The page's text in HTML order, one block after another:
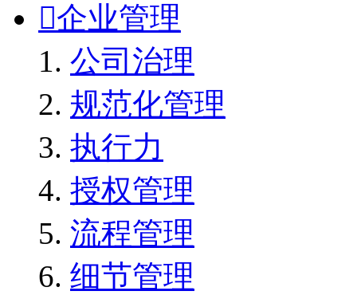
企业管理
公司治理
规范化管理
执行力
授权管理
流程管理
细节管理